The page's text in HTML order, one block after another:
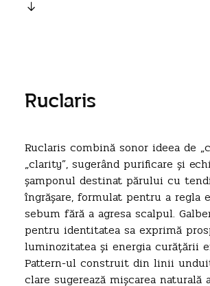
Ruclaris
Ruclaris combină sonor ideea de
„clarity”, sugerând purificare și
șamponul destinat părului cu
îngrășare, formulat pentru a regla
sebum fără a agresa scalpul.
pentru identitatea sa exprimă
luminozitatea și energia curățării
Pattern-ul construit din linii
clare sugerează mișcarea naturală